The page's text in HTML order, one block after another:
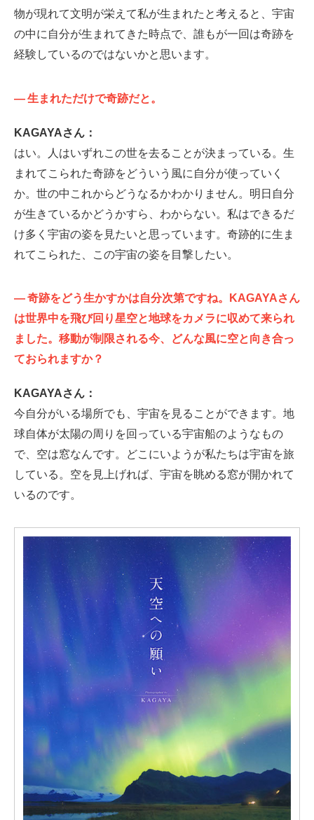
物が現れて文明が栄えて私が生まれたと考えると、宇宙
の中に自分が生まれてきた時点で、誰もが一回は奇跡を
経験しているのではないかと思います。
—生まれただけで奇跡だと。
KAGAYAさん：
はい。人はいずれこの世を去ることが決まっている。生
まれてこられた奇跡をどういう風に自分が使っていく
か。世の中これからどうなるかわかりません。明日自分
が生きているかどうかすら、わからない。私はできるだ
け多く宇宙の姿を見たいと思っています。奇跡的に生ま
れてこられた、この宇宙の姿を目撃したい。
—奇跡をどう生かすかは自分次第ですね。KAGAYAさん
は世界中を飛び回り星空と地球をカメラに収めて来られ
ました。移動が制限される今、どんな風に空と向き合っ
ておられますか？
KAGAYAさん：
今自分がいる場所でも、宇宙を見ることができます。地
球自体が太陽の周りを回っている宇宙船のようなもの
で、空は窓なんです。どこにいようが私たちは宇宙を旅
している。空を見上げれば、宇宙を眺める窓が開かれて
いるのです。